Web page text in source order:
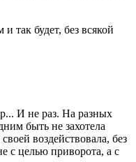
так будет, без всякой
И не раз. На разных
быть не захотела
воздействовала, без
с целью приворота, а с